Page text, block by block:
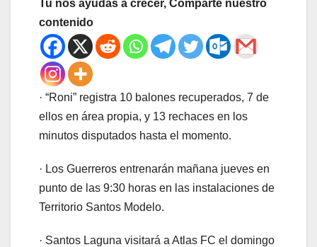
Tu nos ayudas a crecer, Comparte nuestro
contenido
· “Roni” registra 10 balones recuperados, 7 de
ellos en área propia, y 13 rechaces en los
minutos disputados hasta el momento.
· Los Guerreros entrenarán mañana jueves en
punto de las 9:30 horas en las instalaciones de
Territorio Santos Modelo.
· Santos Laguna visitará a Atlas FC el domingo